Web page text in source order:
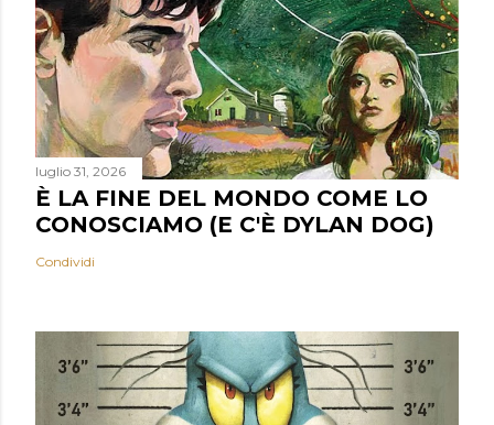
luglio 31, 2026
È LA FINE DEL MONDO COME LO
CONOSCIAMO (E C'È DYLAN DOG)
Condividi